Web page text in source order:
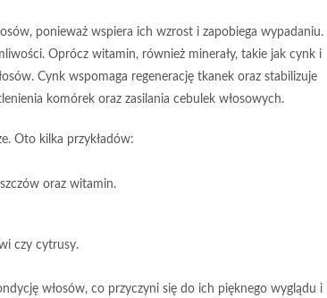
ponieważ wspiera ich wzrost i zapobiega wypadaniu.
Oprócz witamin, również minerały, takie jak cynk i
Cynk wspomaga regenerację tkanek oraz stabilizuje
komórek oraz zasilania cebulek włosowych.
Oto kilka przykładów:
oraz witamin.
czy cytrusy.
włosów, co przyczyni się do ich pięknego wyglądu i